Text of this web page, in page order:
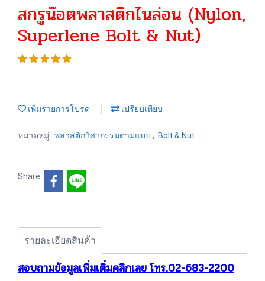
สกรูน๊อตพลาสติกไนล่อน (ฺNylon,
Superlene Bolt & Nut)
เพิ่มรายการโปรด เปรียบเทียบ
หมวดหมู่ : พลาสติกวิศวกรรมตามแบบ , Bolt & Nut
Share
รายละเอียดสินค้า
สอบถามข้อมูลเพิ่มเติ่มคลิกเลย โทร.02-683-2200